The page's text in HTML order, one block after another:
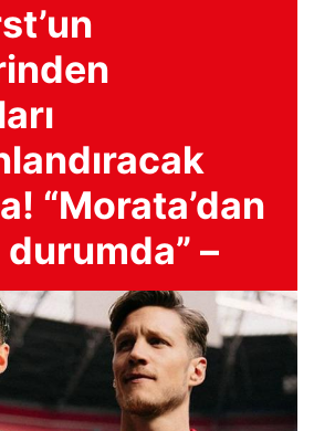
“Morata’dan
–